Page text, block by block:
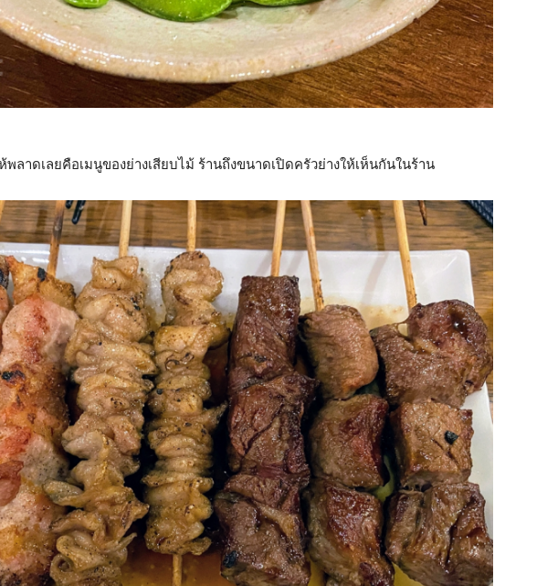
พลาดเลยคือเมนูของย่างเสียบไม้ ร้านถึงขนาดเปิดครัวย่างให้เห็นกันในร้าน